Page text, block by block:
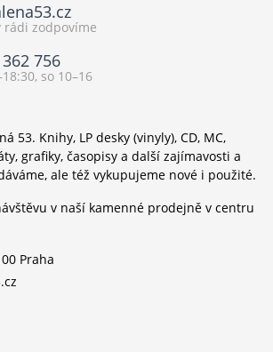
rádi zodpovíme
756
so 10–16
53. Knihy, LP desky (vinyly), CD, MC,
grafiky, časopisy a další zajímavosti a
ale též vykupujeme nové i použité.
v naší kamenné prodejně v centru
Praha